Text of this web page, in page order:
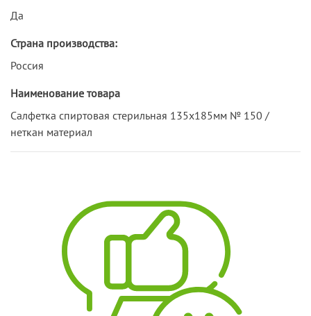
Да
Страна производства:
Россия
Наименование товара
Салфетка спиртовая стерильная 135х185мм № 150 /
неткан материал